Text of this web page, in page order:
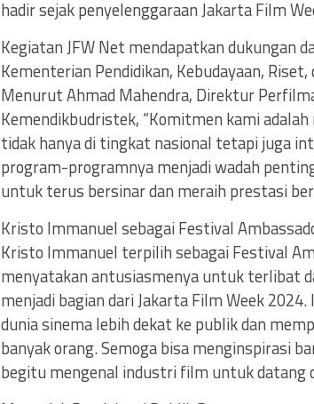
hadir sejak penyelenggaraan Jakarta Film
Kegiatan JFW Net mendapatkan dukungan
Kementerian Pendidikan, Kebudayaan,
Menurut Ahmad Mahendra, Direktur
Kemendikbudristek, “Komitmen kami
tidak hanya di tingkat nasional tetapi juga
program-programnya menjadi wadah
untuk terus bersinar dan meraih prestasi
Kristo Immanuel sebagai Festival
Kristo Immanuel terpilih sebagai Festival
menyatakan antusiasmenya untuk terlibat
menjadi bagian dari Jakarta Film Week
dunia sinema lebih dekat ke publik dan
banyak orang. Semoga bisa menginspirasi
begitu mengenal industri film untuk datang